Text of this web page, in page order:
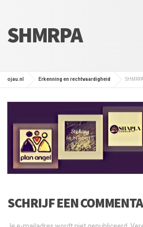
SHMRPA
ojau.nl Erkenning en rechtvaardigheid
SCHRIJF EEN